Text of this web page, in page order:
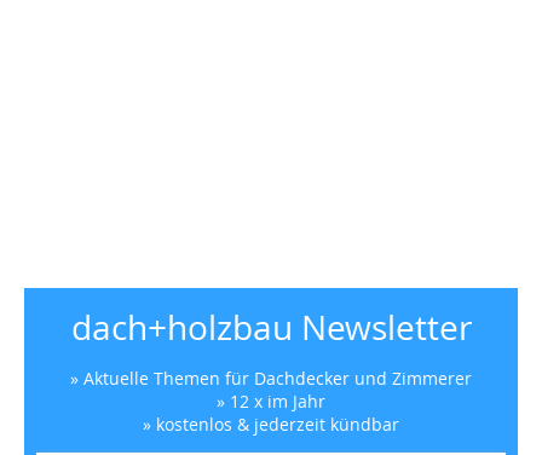
dach+holzbau Newsletter
» Aktuelle Themen für Dachdecker und Zimmerer
» 12 x im Jahr
» kostenlos & jederzeit kündbar